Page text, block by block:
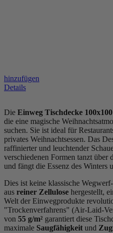
hinzufügen
Details
Die Einweg Tischdecke 100x100
die eine magische
suchen. Sie ist ideal für
privates Weihnachtsessen. Das
raffinierter und leuchtender
verschiedenen Formen tanzt über
und fängt die Essenz des Winters
Dies ist keine klassische
aus reiner Zellulose hergestellt,
Welt der Einwegprodukte
"Trockenverfahrens" (Air-Laid-
von 55 g/m² garantiert diese
maximale Saugfähigkeit und